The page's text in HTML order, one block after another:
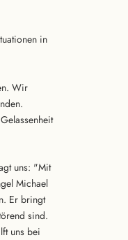
in
Wir
uns: "Mit
Michael
Er bringt
sind.
uns bei